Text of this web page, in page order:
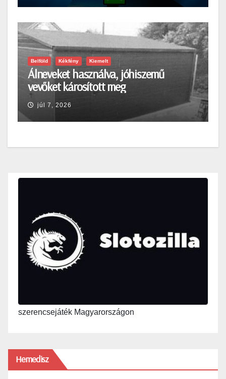
Belföld Kékfény Kiemelt
Álneveket használva, jóhiszemű
vevőket károsított meg
júl 7, 2026
szerencsejáték Magyarországon
Hemedisz